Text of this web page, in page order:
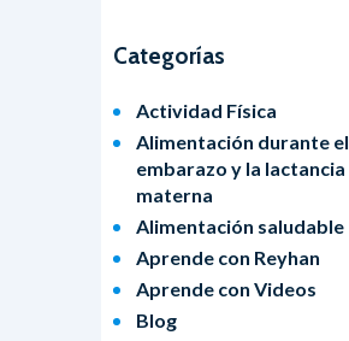
Categorías
Actividad Física
Alimentación durante el
embarazo y la lactancia
materna
Alimentación saludable
Aprende con Reyhan
Aprende con Videos
Blog